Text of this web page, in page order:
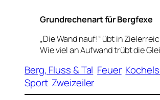
Grundrechenart für Bergfexe
„Die Wand nauf!“ übt in
Wie viel an Aufwand trübt die
Berg, Fluss & Tal Feuer
Sport Zweizeiler